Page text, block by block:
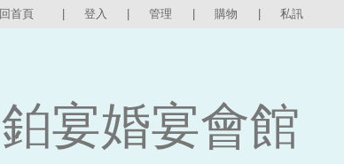
回首頁 登入 管理 購物 私訊
鉑宴婚宴會館